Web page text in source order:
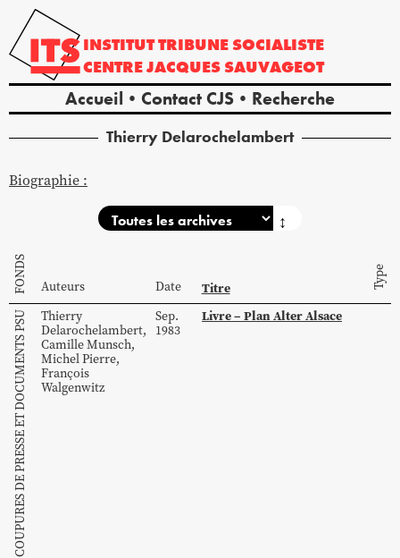
INSTITUTTRIBUNE SOCIALISTE
CENTREJACQUES SAUVAGEOT
Accueil Contact CJS Recherche
Thierry Delarochelambert
Biographie :
↕
FONDS Auteurs Date Titre Type
COUPURES DE PRESSE ET DOCUMENTS PSU
Thierry
Delarochelambert,
CamilleMunsch,
MichelPierre,
François
Walgenwitz
Sep.
1983
Livre – Plan Alter Alsace